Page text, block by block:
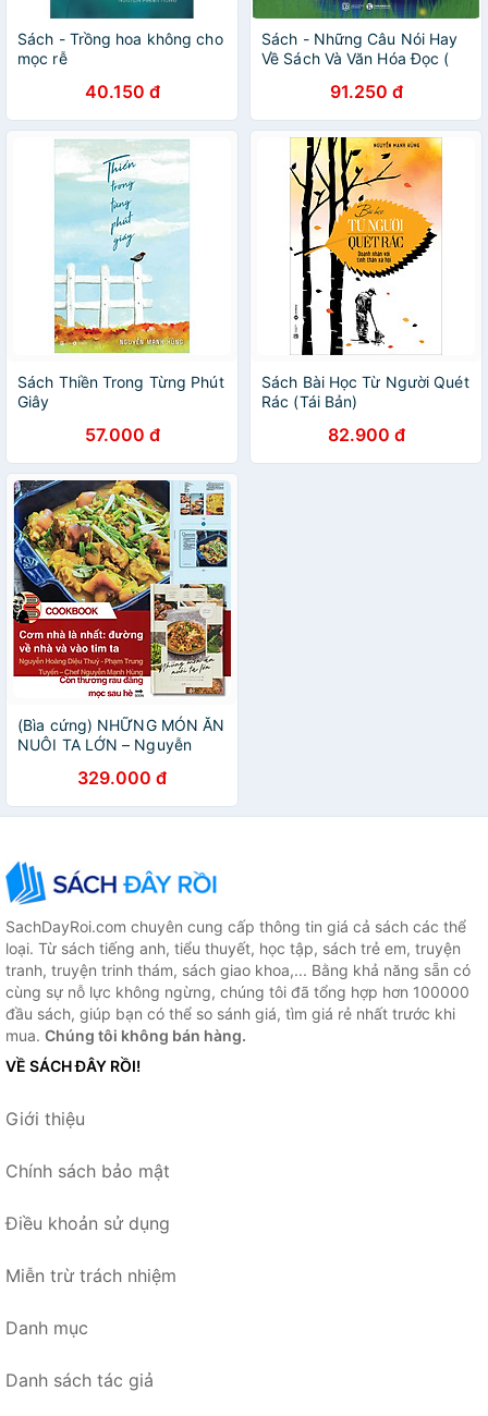
Sách - Trồng hoa không cho
mọc rễ
40.150 đ
Sách - Những Câu Nói Hay
Về Sách Và Văn Hóa Đọc (
91.250 đ
Sách Thiền Trong Từng Phút
Giây
57.000 đ
Sách Bài Học Từ Người Quét
Rác (Tái Bản)
82.900 đ
(Bìa cứng) NHỮNG MÓN ĂN
NUÔI TA LỚN – Nguyễn
Tuyến, Nguyễn Hoàng Diệu
Thuỷ – Nhã Nam
329.000 đ
SachDayRoi.com chuyên cung cấp thông tin giá cả sách các thể
loại. Từ sách tiếng anh, tiểu thuyết, học tập, sách trẻ em, truyện
tranh, truyện trinh thám, sách giao khoa,... Bằng khả năng sẵn có
cùng sự nỗ lực không ngừng, chúng tôi đã tổng hợp hơn 100000
đầu sách, giúp bạn có thể so sánh giá, tìm giá rẻ nhất trước khi
mua. Chúng tôi không bán hàng.
VỀ SÁCH ĐÂY RỒI!
Giới thiệu
Chính sách bảo mật
Điều khoản sử dụng
Miễn trừ trách nhiệm
Danh mục
Danh sách tác giả